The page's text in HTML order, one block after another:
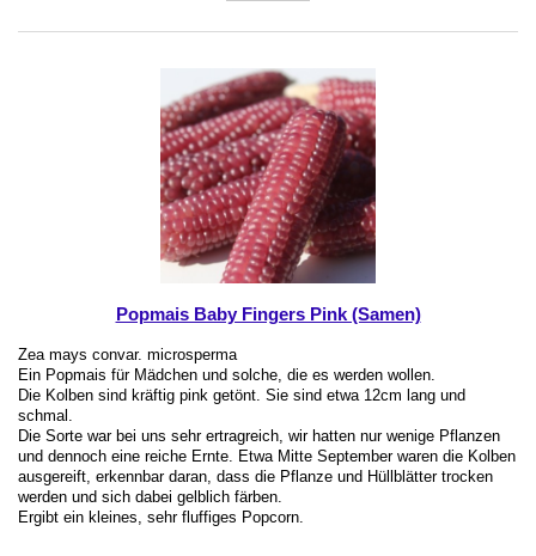
Popmais Baby Fingers Pink (Samen)
Zea mays convar. microsperma
Ein Popmais für Mädchen und solche, die es werden wollen.
Die Kolben sind kräftig pink getönt. Sie sind etwa 12cm lang und
schmal.
Die Sorte war bei uns sehr ertragreich, wir hatten nur wenige Pflanzen
und dennoch eine reiche Ernte. Etwa Mitte September waren die Kolben
ausgereift, erkennbar daran, dass die Pflanze und Hüllblätter trocken
werden und sich dabei gelblich färben.
Ergibt ein kleines, sehr fluffiges Popcorn.